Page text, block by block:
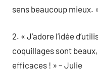
sens beaucoup mieux.
2. « J’adore l’idée
coquillages sont
efficaces ! » – Julie